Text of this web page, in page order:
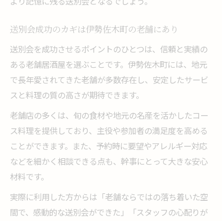
送別会成功のカギは伊勢佐木町の老舗にあり
送別会を成功させるポイントのひとつは、信頼と実績の
ある老舗居酒屋を選ぶことです。伊勢佐木町には、地元
で長年愛されてきた老舗が多数存在し、安定したサービ
スと料理の質の高さが期待できます。
老舗店の多くは、旬の食材や地元の名産を活かしたコー
ス料理を提供しており、主役や参加者の満足度を高める
ことができます。また、予約時に要望やアレルギー対応
などを細かく相談できる点も、幹事にとって大きな安心
材料です。
実際に利用した方からは「老舗ならではの落ち着いた空
間で、感動的な送別会ができた」「スタッフの心配りが